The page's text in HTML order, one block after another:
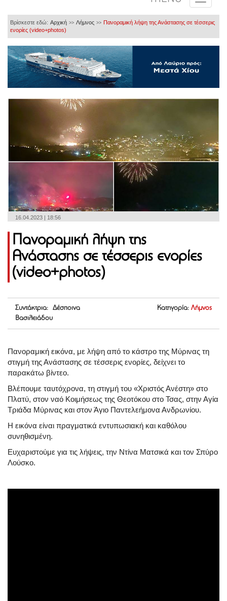
Βρίσκεστε εδώ: Αρχική >> Λήμνος >> Πανοραμική λήψη της Ανάστασης σε τέσσερις
ενορίες (video+photos)
16.04.2023 | 18:56
Πανοραμική λήψη της
Ανάστασης σε τέσσερις ενορίες
(video+photos)
Συντάκτρια: Δέσποινα
Βασιλειάδου
Κατηγορία: Λήμνος
Πανοραμική εικόνα, με λήψη από το κάστρο της Μύρινας τη
στιγμή της Ανάστασης σε τέσσερις ενορίες, δείχνει το
παρακάτω βίντεο.
Βλέπουμε ταυτόχρονα, τη στιγμή του «Χριστός Ανέστη» στο
Πλατύ, στον ναό Κοιμήσεως της Θεοτόκου στο Τσας, στην Αγία
Τριάδα Μύρινας και στον Άγιο Παντελεήμονα Ανδρωνίου.
Η εικόνα είναι πραγματικά εντυπωσιακή και καθόλου
συνηθισμένη.
Ευχαριστούμε για τις λήψεις, την Ντίνα Ματσικά και τον Σπύρο
Λούσκο.